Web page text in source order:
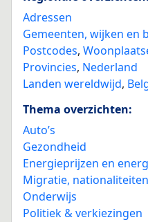
Adressen
Gemeenten, wijken en
Postcodes,
Provincies, Nederland
Landen wereldwijd,
Thema overzichten:
Auto’s
Gezondheid
Energieprijzen en
Migratie,
Onderwijs
Politiek & verkiezingen